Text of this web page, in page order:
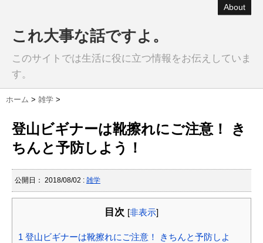
About
これ大事な話ですよ。
このサイトでは生活に役に立つ情報をお伝えしていま
す。
ホーム > 雑学 >
登山ビギナーは靴擦れにご注意！ き
ちんと予防しよう！
公開日： 2018/08/02 : 雑学
目次 [非表示]
1 登山ビギナーは靴擦れにご注意！ きちんと予防しよ